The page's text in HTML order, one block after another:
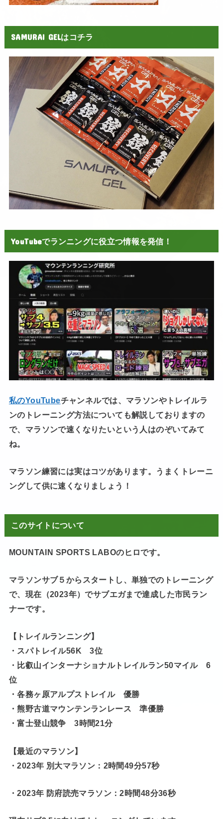
SAMURAI GELはコチラ
YouTubeでランニングに役立つ情報を発信！
私のYouTubeチャンネルでは、マラソンやトレイルラ
ンのトレーニング方法についても解説しておりますの
で、マラソンで速くなりたいという人はのぞいてみて
ね。
マラソン練習には実はコツがあります。うまくトレーニ
ングして供に速くなりましょう！
このサイトについて
MOUNTAIN SPORTS LABOのヒロです。
マラソンサブ５からスタートし、単独でのトレーニング
で、現在（2023年）でサブエガまで達成した市民ラン
ナーです。
【トレイルランニング】
・スパトレイル56K 3位
・比叡山インターナショナルトレイルラン50マイル 6
位
・各務ヶ原アルプストレイル 優勝
・熊野古道マウンテンランレース 準優勝
・富士登山競争 3時間21分
【最近のマラソン】
・2023年 別大マラソン：2時間49分57秒
・2023年 防府読売マラソン：2時間48分36秒